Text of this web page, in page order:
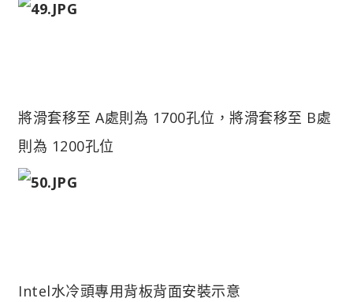
將滑套移至 A處則為 1700孔位，將滑套移至 B處
則為 1200孔位
Intel水冷頭專用背板背面安裝示意